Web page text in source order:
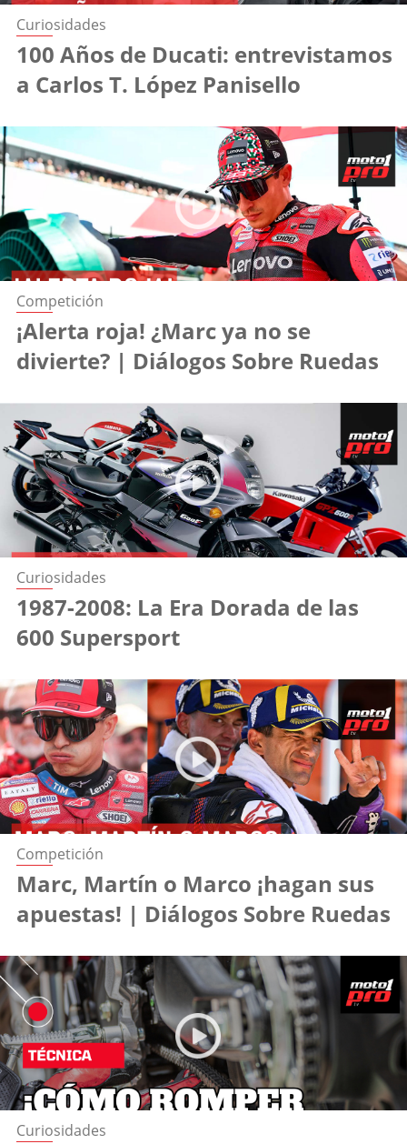
Curiosidades
100 Años de Ducati: entrevistamos
a Carlos T. López Panisello
Competición
¡Alerta roja! ¿Marc ya no se
divierte? | Diálogos Sobre Ruedas
Curiosidades
1987-2008: La Era Dorada de las
600 Supersport
Competición
Marc, Martín o Marco ¡hagan sus
apuestas! | Diálogos Sobre Ruedas
Curiosidades